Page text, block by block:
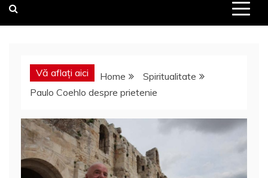
Vă aflați aici Home
Spiritualitate
Paulo Coehlo despre prietenie